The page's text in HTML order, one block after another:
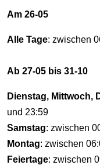
Am 26-05
Alle Tage: zwischen
Ab 27-05 bis 31-10
Dienstag, Mittwoch,
und 23:59
Samstag: zwischen
Montag: zwischen
Feiertage: zwischen